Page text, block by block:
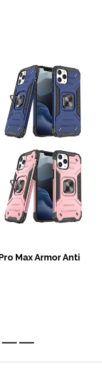
Max Armor Anti